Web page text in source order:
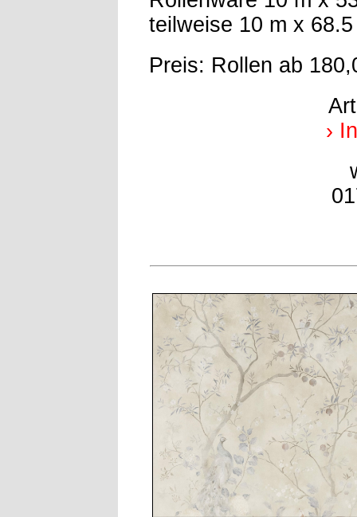
teilweise 10 m x
Preis: Rollen ab
›